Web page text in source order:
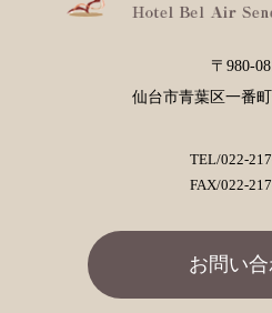
〒980-
仙台市青葉区一番
TEL/022-
FAX/022-
お問い